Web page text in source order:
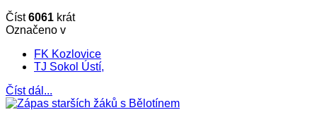
Číst6061 krát
Označeno v
FK Kozlovice
TJ Sokol Ústí,
Číst dál...